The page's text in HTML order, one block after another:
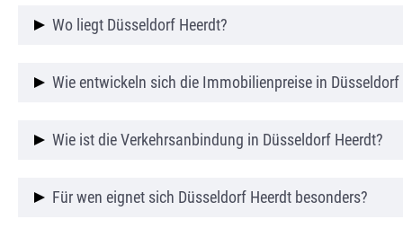
Oberkassel, Lörick und Niederkassel prägen den
Wo liegt Düsseldorf Heerdt?
Düsseldorf Heerdt liegt linksrheinisch zwischen
Wie entwickeln sich die Immobilienpreise in Düsseldorf
Die Immobilienpreise in Düsseldorf Heerdt sind in
Wie ist die Verkehrsanbindung in Düsseldorf Heerdt?
Düsseldorf Heerdt ist gut an Straßenbahn- und
Für wen eignet sich Düsseldorf Heerdt besonders?